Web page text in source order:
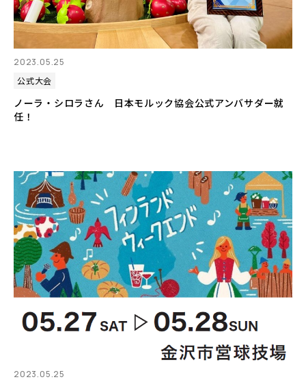
2023.05.25
公式大会
ノーラ・シロラさん 日本モルック協会公式アンバサダー就
任！
2023.05.25